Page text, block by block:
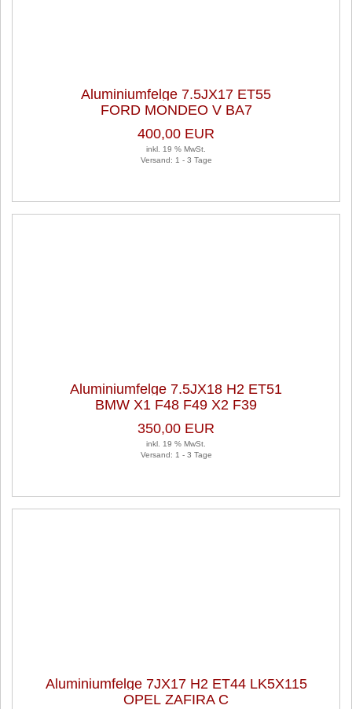
Aluminiumfelge 7.5JX17 ET55
LK5X108X63,4 1 Satz (je 4 Stück)
FORD MONDEO V BA7
400,00 EUR
inkl. 19 % MwSt.
Versand: 1 - 3 Tage
Aluminiumfelge 7.5JX18 H2 ET51
LK5X112X66,6 1 Satz (je 2 Stück)
BMW X1 F48 F49 X2 F39
350,00 EUR
inkl. 19 % MwSt.
Versand: 1 - 3 Tage
Aluminiumfelge 7JX17 H2 ET44 LK5X115
OPEL ZAFIRA C